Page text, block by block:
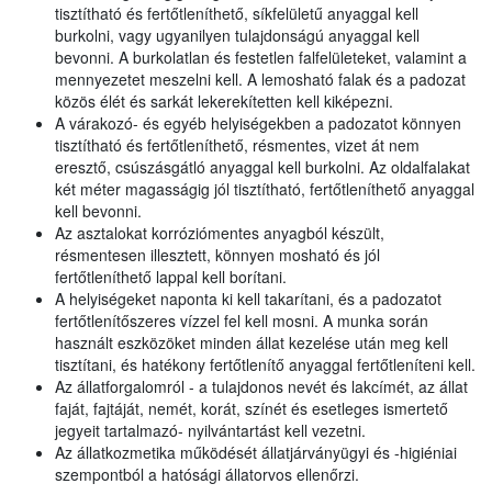
tisztítható és fertőtleníthető, síkfelületű anyaggal kell
burkolni, vagy ugyanilyen tulajdonságú anyaggal kell
bevonni. A burkolatlan és festetlen falfelületeket, valamint a
mennyezetet meszelni kell. A lemosható falak és a padozat
közös élét és sarkát lekerekítetten kell kiképezni.
A várakozó- és egyéb helyiségekben a padozatot könnyen
tisztítható és fertőtleníthető, résmentes, vizet át nem
eresztő, csúszásgátló anyaggal kell burkolni. Az oldalfalakat
két méter magasságig jól tisztítható, fertőtleníthető anyaggal
kell bevonni.
Az asztalokat korróziómentes anyagból készült,
résmentesen illesztett, könnyen mosható és jól
fertőtleníthető lappal kell borítani.
A helyiségeket naponta ki kell takarítani, és a padozatot
fertőtlenítőszeres vízzel fel kell mosni. A munka során
használt eszközöket minden állat kezelése után meg kell
tisztítani, és hatékony fertőtlenítő anyaggal fertőtleníteni kell.
Az állatforgalomról - a tulajdonos nevét és lakcímét, az állat
faját, fajtáját, nemét, korát, színét és esetleges ismertető
jegyeit tartalmazó- nyilvántartást kell vezetni.
Az állatkozmetika működését állatjárványügyi és -higiéniai
szempontból a hatósági állatorvos ellenőrzi.